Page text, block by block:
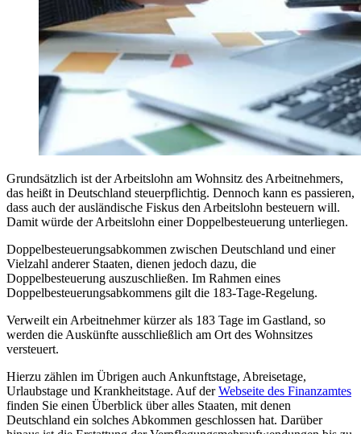
Grundsätzlich ist der Arbeitslohn am Wohnsitz des Arbeitnehmers,
das heißt in Deutschland steuerpflichtig. Dennoch kann es passieren,
dass auch der ausländische Fiskus den Arbeitslohn besteuern will.
Damit würde der Arbeitslohn einer Doppelbesteuerung unterliegen.
Doppelbesteuerungsabkommen zwischen Deutschland und einer
Vielzahl anderer Staaten, dienen jedoch dazu, die
Doppelbesteuerung auszuschließen. Im Rahmen eines
Doppelbesteuerungsabkommens gilt die 183-Tage-Regelung.
Verweilt ein Arbeitnehmer kürzer als 183 Tage im Gastland, so
werden die Auskünfte ausschließlich am Ort des Wohnsitzes
versteuert.
Hierzu zählen im Übrigen auch Ankunftstage, Abreisetage,
Urlaubstage und Krankheitstage. Auf derWebseite des Finanzamtes
finden Sie einen Überblick über alles Staaten, mit denen
Deutschland ein solches Abkommen geschlossen hat. Darüber